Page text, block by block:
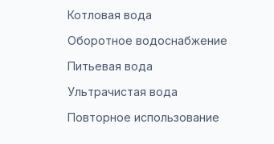
Котловая вода
Оборотное водоснабжение
Питьевая вода
Ультрачистая вода
Повторное использование